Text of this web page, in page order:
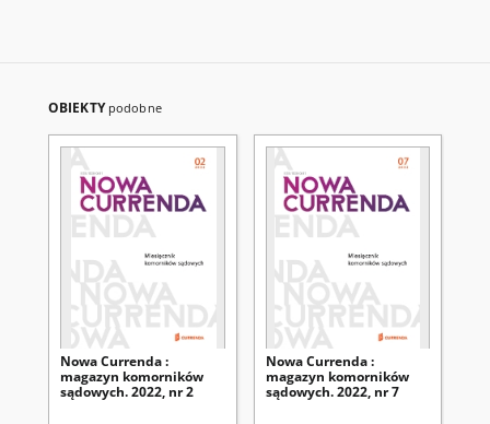
OBIEKTY podobne
Nowa Currenda :
magazyn komorników
sądowych. 2022, nr 2
Nowa Currenda :
magazyn komorników
sądowych. 2022, nr 7